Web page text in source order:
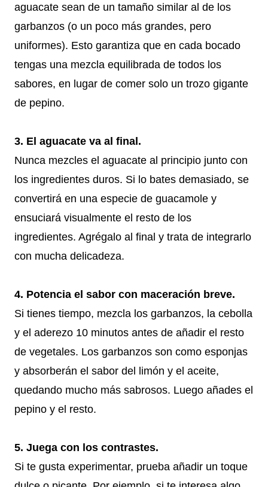
aguacate sean de un tamaño similar al de los
garbanzos (o un poco más grandes, pero
uniformes). Esto garantiza que en cada bocado
tengas una mezcla equilibrada de todos los
sabores, en lugar de comer solo un trozo gigante
de pepino.
3. El aguacate va al final.
Nunca mezcles el aguacate al principio junto con
los ingredientes duros. Si lo bates demasiado, se
convertirá en una especie de guacamole y
ensuciará visualmente el resto de los
ingredientes. Agrégalo al final y trata de integrarlo
con mucha delicadeza.
4. Potencia el sabor con maceración breve.
Si tienes tiempo, mezcla los garbanzos, la cebolla
y el aderezo 10 minutos antes de añadir el resto
de vegetales. Los garbanzos son como esponjas
y absorberán el sabor del limón y el aceite,
quedando mucho más sabrosos. Luego añades el
pepino y el resto.
5. Juega con los contrastes.
Si te gusta experimentar, prueba añadir un toque